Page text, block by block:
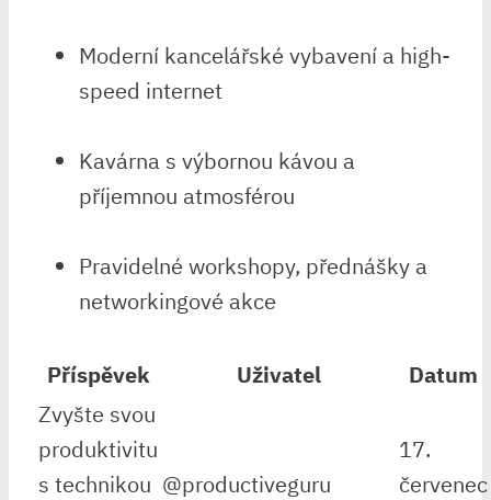
Moderní kancelářské vybavení a high-
speed internet
Kavárna s výbornou kávou a
příjemnou atmosférou
Pravidelné workshopy, přednášky a
networkingové akce
Příspěvek Uživatel
Datum
Zvyšte svou
produktivitu
s technikou @productiveguru
17.
červenec